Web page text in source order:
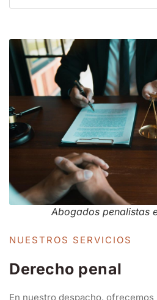
Abogados penalistas
En nuestro despacho, ofrecemos
el ámbito del derecho penal,